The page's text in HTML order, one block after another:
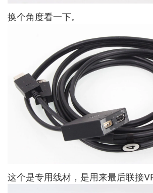
换个角度看一下。
这个是专用线材，是用来最后联接